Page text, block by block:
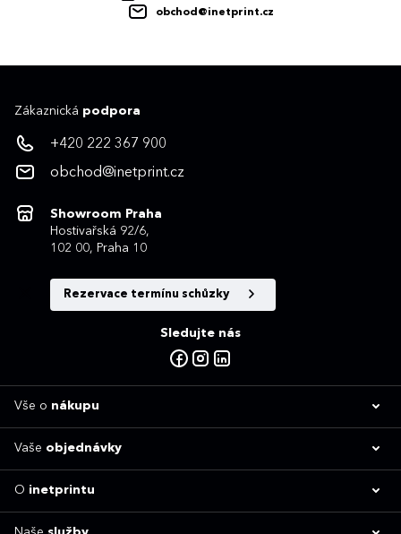
obchod@inetprint.cz
Zákaznická podpora
+420 222 367 900
obchod@inetprint.cz
Showroom Praha
Hostivařská 92/6,
102 00, Praha 10
Rezervace termínu schůzky
Sledujte nás
Vše o nákupu
Vaše objednávky
O inetprintu